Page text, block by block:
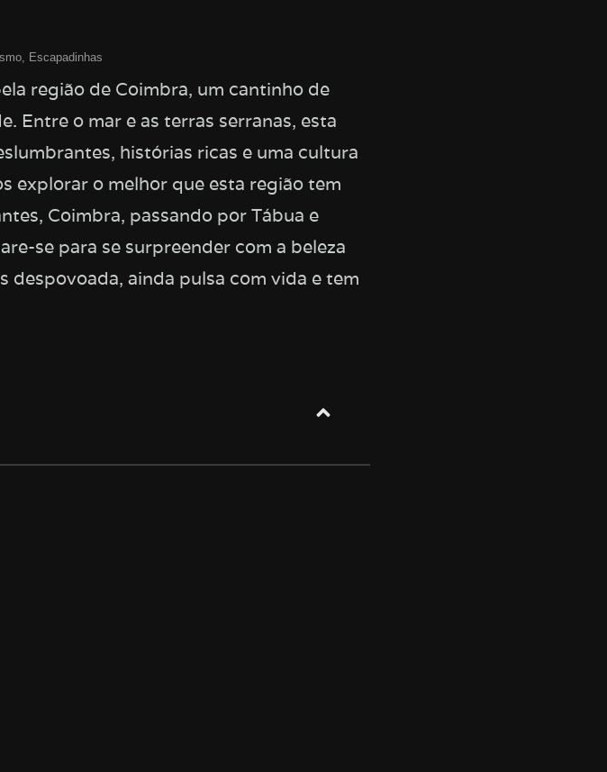
, Escapadinhas
região de Coimbra, um cantinho de
Entre o mar e as terras serranas, esta
histórias ricas e uma cultura
explorar o melhor que esta região tem
Coimbra, passando por Tábua e
se para se surpreender com a beleza
despovoada, ainda pulsa com vida e tem